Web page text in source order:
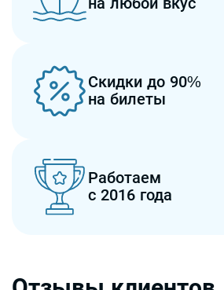
Скидки до 90%
на билеты
Работаем
с 2016 года